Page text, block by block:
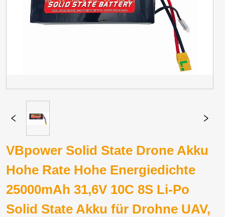
VBpower Solid State Drone Akku
Hohe Rate Hohe Energiedichte
25000mAh 31,6V 10C 8S Li-Po
Solid State Akku für Drohne UAV,